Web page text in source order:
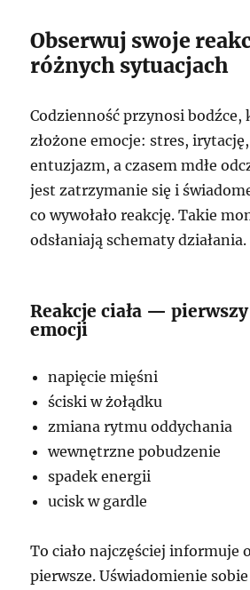
Obserwuj swoje
różnych sytuacjach
Codzienność przynosi bodźce,
złożone emocje: stres,
entuzjazm, a czasem mdłe
jest zatrzymanie się i
co wywołało reakcję. Takie
odsłaniają schematy działania.
Reakcje ciała — pierwszy
emocji
napięcie mięśni
ściski w żołądku
zmiana rytmu oddychania
wewnętrzne pobudzenie
spadek energii
ucisk w gardle
To ciało najczęściej informuje
pierwsze. Uświadomienie